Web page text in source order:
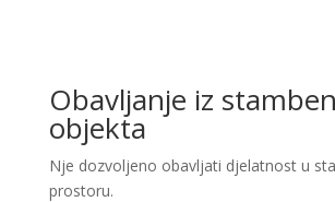
Obavljanje iz
objekta
Nje dozvoljeno obavljati djelatnost u
prostoru.